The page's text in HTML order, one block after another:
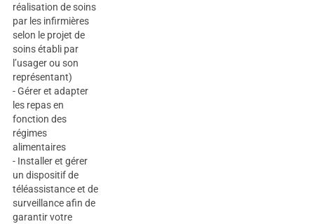
réalisation de soins
par les infirmières
selon le projet de
soins établi par
l’usager ou son
représentant)
- Gérer et adapter
les repas en
fonction des
régimes
alimentaires
- Installer et gérer
un dispositif de
téléassistance et de
surveillance afin de
garantir votre